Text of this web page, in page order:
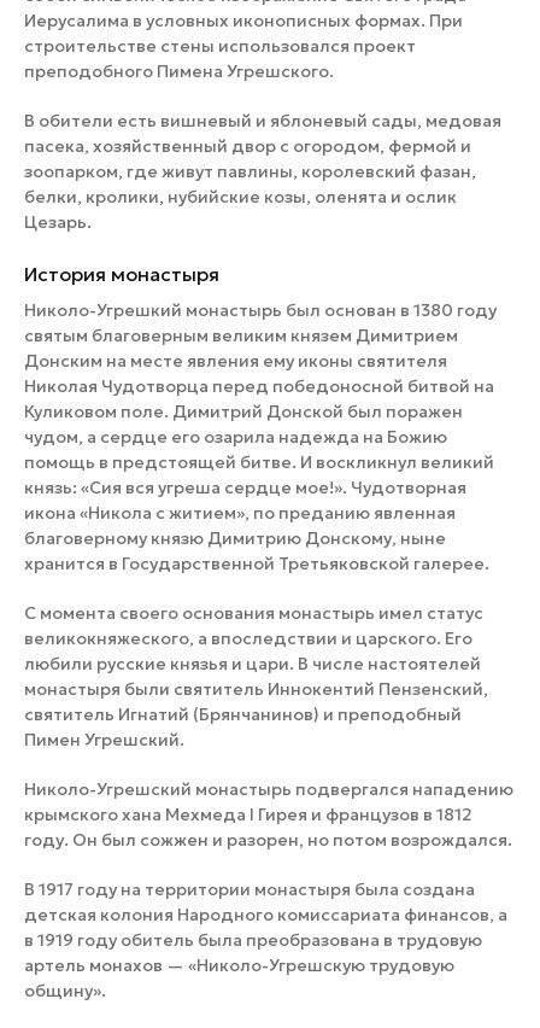
Иерусалима в условных иконописных формах. При
строительстве стены использовался проект
преподобного Пимена Угрешского.
В обители есть вишневый и яблоневый сады, медовая
пасека, хозяйственный двор с огородом, фермой и
зоопарком, где живут павлины, королевский фазан,
белки, кролики, нубийские козы, оленята и ослик
Цезарь.
История монастыря
Николо-Угрешкий монастырь был основан в 1380 году
святым благоверным великим князем Димитрием
Донским на месте явления ему иконы святителя
Николая Чудотворца перед победоносной битвой на
Куликовом поле. Димитрий Донской был поражен
чудом, а сердце его озарила надежда на Божию
помощь в предстоящей битве. И воскликнул великий
князь: «Сия вся угреша сердце мое!». Чудотворная
икона «Никола с житием», по преданию явленная
благоверному князю Димитрию Донскому, ныне
хранится в Государственной Третьяковской галерее.
С момента своего основания монастырь имел статус
великокняжеского, а впоследствии и царского. Его
любили русские князья и цари. В числе настоятелей
монастыря были святитель Иннокентий Пензенский,
святитель Игнатий (Брянчанинов) и преподобный
Пимен Угрешский.
Николо-Угрешский монастырь подвергался нападению
крымского хана Мехмеда I Гирея и французов в 1812
году. Он был сожжен и разорен, но потом возрождался.
В 1917 году на территории монастыря была создана
детская колония Народного комиссариата финансов, а
в 1919 году обитель была преобразована в трудовую
артель монахов — «Николо-Угрешскую трудовую
общину».